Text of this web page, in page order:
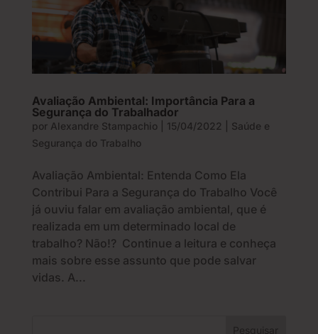
Avaliação Ambiental: Importância Para a
Segurança do Trabalhador
por Alexandre Stampachio 15/04/2022
Saúde e
Segurança do Trabalho
Avaliação Ambiental: Entenda Como Ela
Contribui Para a Segurança do Trabalho Você
já ouviu falar em avaliação ambiental, que é
realizada em um determinado local de
trabalho? Não!? Continue a leitura e conheça
mais sobre esse assunto que pode salvar
vidas. A...